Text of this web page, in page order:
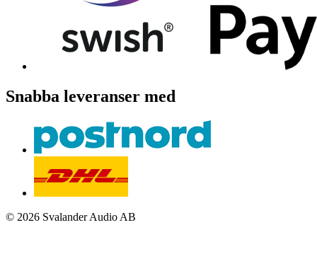
Snabba leveranser med
© 2026 Svalander Audio AB